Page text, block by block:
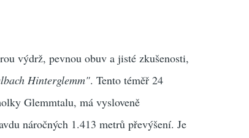
výdrž, pevnou obuv a jisté zkušenosti,
Hinterglemm". Tento téměř 24
Glemmtalu, má vysloveně
náročných 1.413 metrů převýšení. Je